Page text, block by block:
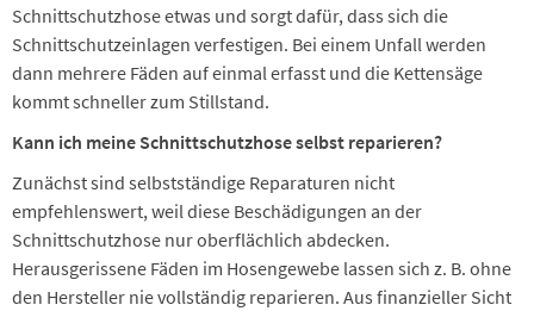
Schnittschutzhose etwas und sorgt dafür, dass sich die
Schnittschutzeinlagen verfestigen. Bei einem Unfall werden
dann mehrere Fäden auf einmal erfasst und die Kettensäge
kommt schneller zum Stillstand.
Kann ich meine Schnittschutzhose selbst reparieren?
Zunächst sind selbstständige Reparaturen nicht
empfehlenswert, weil diese Beschädigungen an der
Schnittschutzhose nur oberflächlich abdecken.
Herausgerissene Fäden im Hosengewebe lassen sich z. B. ohne
den Hersteller nie vollständig reparieren. Aus finanzieller Sicht